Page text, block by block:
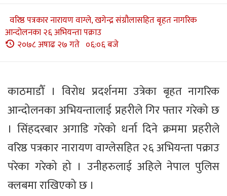
वरिष्ठ पत्रकार नारायण वाग्ले, खगेन्द्र संग्रौलासहित बृहत नागरिक
आन्दोलनका २६ अभियन्ता पक्राउ
२०७८ अषाढ २७ गते ०६:०६ बजे
काठमाडौँ । विरोध प्रदर्शनमा उत्रेका बृहत नागरिक
आन्दोलनका अभियन्तालाई प्रहरीले गिर फ्तार गरेको छ
। सिंहदरबार अगाडि गरेको धर्ना दिने क्रममा प्रहरीले
वरिष्ठ पत्रकार नारायण वाग्लेसहित २६ अभियन्ता पक्राउ
परेका गरेको हो । उनीहरुलाई अहिले नेपाल पुलिस
क्लबमा राखिएको छ ।